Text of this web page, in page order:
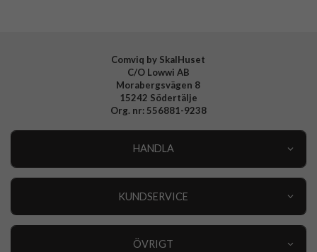
Comviq by SkalHuset
C/O Lowwi AB
Morabergsvägen 8
15242 Södertälje
Org. nr: 556881-9238
HANDLA
KUNDSERVICE
ÖVRIGT